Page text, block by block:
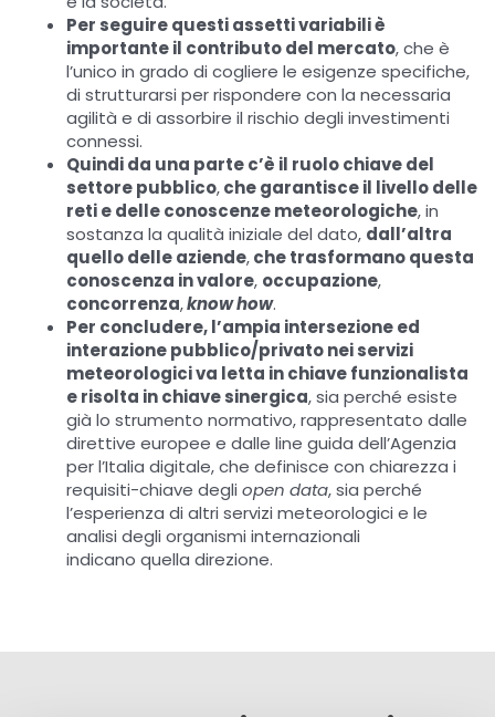
Per seguire questi assetti variabili è
importante il contributo del mercato, che è
l’unico in grado di cogliere le esigenze specifiche,
di strutturarsi per rispondere con la necessaria
agilità e di assorbire il rischio degli investimenti
connessi.
Quindi da una parte c’è il ruolo chiave del
settore pubblico,che garantisce il livello delle
reti e delle conoscenze meteorologiche, in
sostanza la qualità iniziale del dato, dall’altra
quello delle aziende,che trasformano questa
conoscenza in valore, occupazione,
concorrenza,know how.
Per concludere, l’ampia intersezione ed
interazione pubblico/privato nei servizi
meteorologici va letta in chiave funzionalista
e risolta in chiave sinergica, sia perché esiste
già lo strumento normativo, rappresentato dalle
direttive europee e dalle line guida dell’Agenzia
per l’Italia digitale, che definisce con chiarezza i
requisiti-chiave degli open data, sia perché
l’esperienza di altri servizi meteorologici e le
analisi degli organismi internazionali
indicano quella direzione.